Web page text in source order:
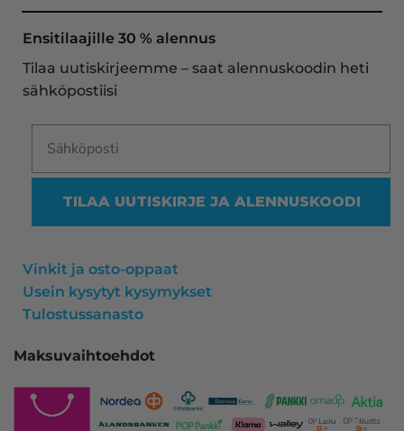
oli noudettavissa postin lokerosta tänään!! En
näe mitään syytä vaihtaa toimittajaa. Kaikki on
ollut mitään moitittavaa! Lämmin suositus!
Ensitilaajille 30 % alennus
Tilaa uutiskirjeemme – saat alennuskoodin heti
sähköpostiisi
TILAA UUTISKIRJE JA ALENNUSKOODI
Vinkit ja osto-oppaat
Usein kysytyt kysymykset
Tulostussanasto
Maksuvaihtoehdot